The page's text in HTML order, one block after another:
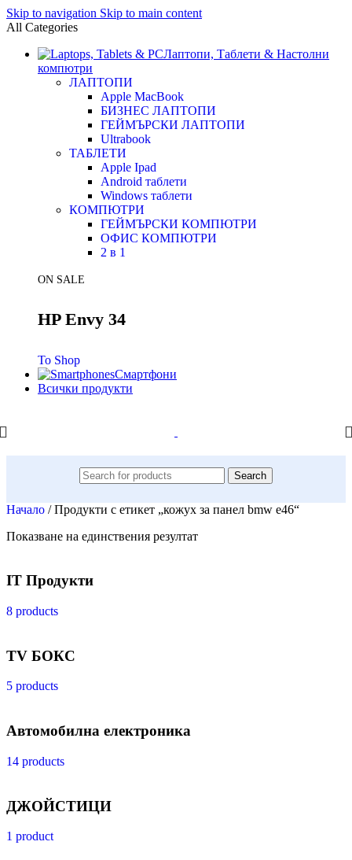
Skip to navigation Skip to main content
All Categories
Лаптопи, Таблети & Настолни
компютри
ЛАПТОПИ
Apple MacBook
БИЗНЕС ЛАПТОПИ
ГЕЙМЪРСКИ ЛАПТОПИ
Ultrabook
ТАБЛЕТИ
Apple Ipad
Android таблети
Windows таблети
КОМПЮТРИ
ГЕЙМЪРСКИ КОМПЮТРИ
ОФИС КОМПЮТРИ
2 в 1
ON SALE
HP Envy 34
To Shop
Смартфони
Всички продукти
Search
Начало / Продукти с етикет „кожух за панел bmw e46“
Показване на единствения резултат
IT Продукти
8 products
TV БОКС
5 products
Автомобилна електроника
14 products
ДЖОЙСТИЦИ
1 product